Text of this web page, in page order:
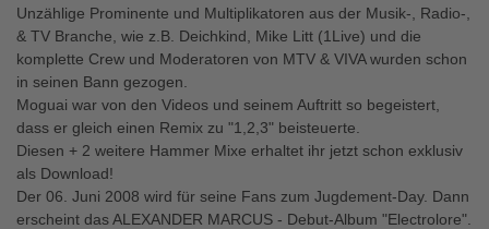
Unzählige Prominente und Multiplikatoren aus der Musik-, Radio-,
& TV Branche, wie z.B. Deichkind, Mike Litt (1Live) und die
komplette Crew und Moderatoren von MTV & VIVA wurden schon
in seinen Bann gezogen.
Moguai war von den Videos und seinem Auftritt so begeistert,
dass er gleich einen Remix zu "1,2,3" beisteuerte.
Diesen + 2 weitere Hammer Mixe erhaltet ihr jetzt schon exklusiv
als Download!
Der 06. Juni 2008 wird für seine Fans zum Jugdement-Day. Dann
erscheint das ALEXANDER MARCUS - Debut-Album "Electrolore".